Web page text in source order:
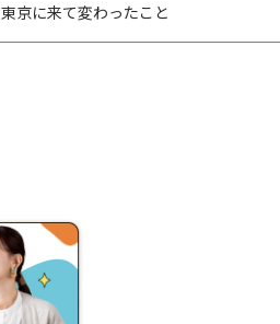
東京に来て変わったこと